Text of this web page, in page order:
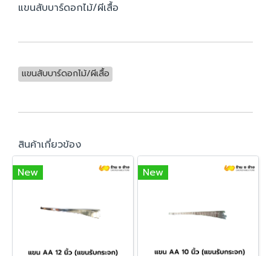
แขนสับบาร์ดอกไม้/ผีเสื้อ
แขนสับบาร์ดอกไม้/ผีเสื้อ
สินค้าเกี่ยวข้อง
New
New